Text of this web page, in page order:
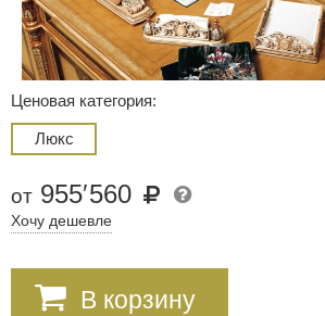
Ценовая категория:
Люкс
от 955′560
Хочу дешевле
В корзину